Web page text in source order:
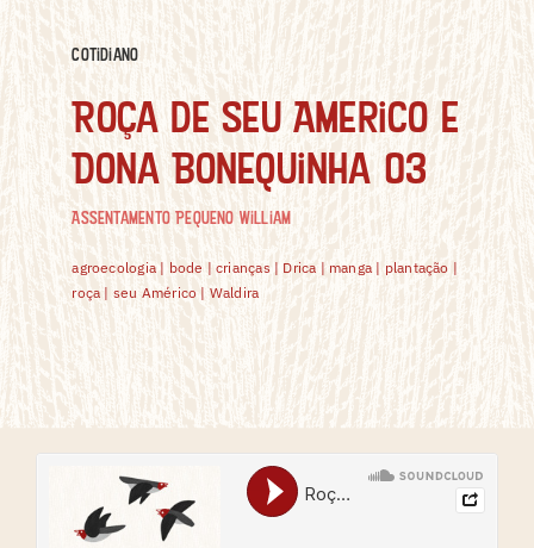
Cotidiano
Roça de Seu Americo e
Dona Bonequinha 03
Assentamento Pequeno William
agroecologia | bode | crianças | Drica | manga | plantação |
roça | seu Américo | Waldira